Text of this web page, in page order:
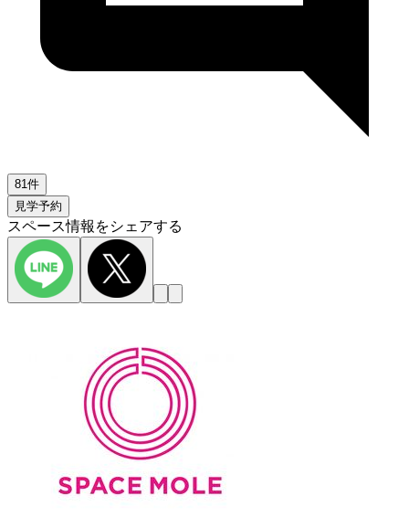
81件
見学予約
スペース情報をシェアする